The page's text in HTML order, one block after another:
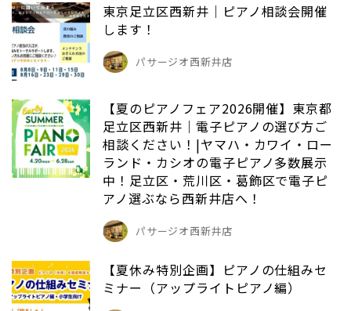
東京足立区西新井｜ピアノ相談会開催
します！
パサージオ西新井店
【夏のピアノフェア2026開催】東京都
足立区西新井｜電子ピアノの選び方ご
相談ください！|ヤマハ・カワイ・ロー
ランド・カシオの電子ピアノ多数展示
中！足立区・荒川区・葛飾区で電子ピ
アノ選ぶなら西新井店へ！
パサージオ西新井店
【夏休み特別企画】ピアノの仕組みセ
ミナー（アップライトピアノ編）